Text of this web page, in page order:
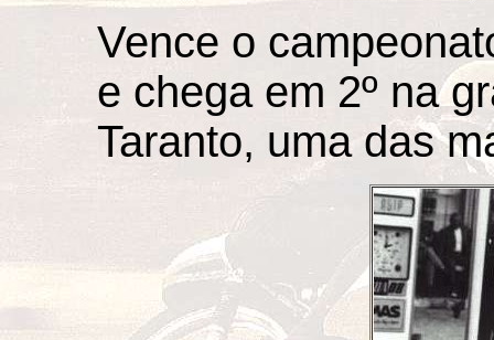
Vence o
e chega em 2º na
Taranto, uma das